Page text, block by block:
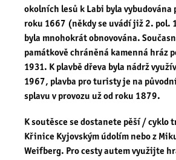
okolních lesů k Labi byla vybudována
roku 1667 (někdy se uvádí již 2. pol.
byla mnohokrát obnovována.
památkově chráněná kamenná hráz
1931. K plavbě dřeva byla nádrž
1967, plavba pro turisty je na
splavu v provozu už od roku 1879.
K soutěsce se dostanete pěší / cyklo
Křinice Kyjovským údolím nebo z
Weifberg. Pro cesty autem využijte